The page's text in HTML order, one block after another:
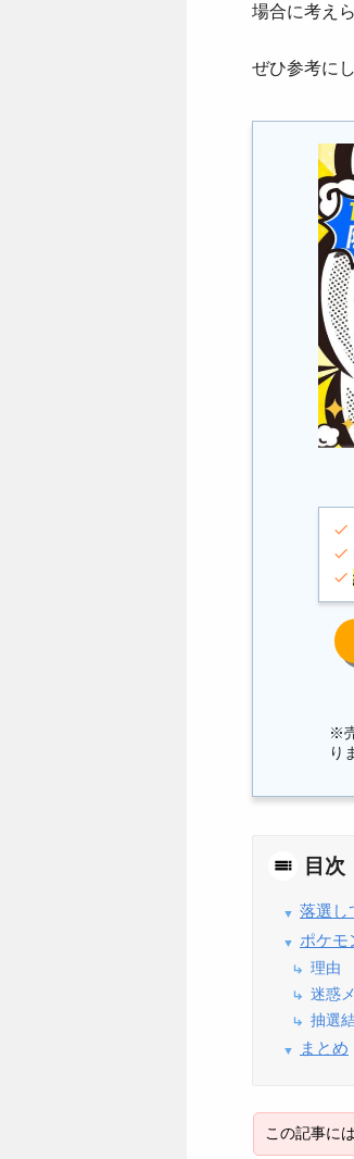
場合に考え
ぜひ参考に
※
り
目次
落選し
ポケモ
理由
迷惑
抽選
まとめ